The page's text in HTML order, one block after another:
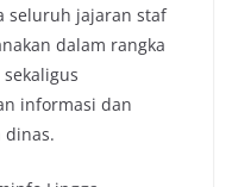
seluruh jajaran staf
dalam rangka
informasi dan
dinas.